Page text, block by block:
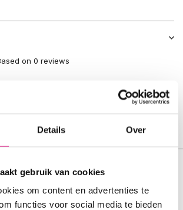
Details Over
gebruik van cookies
om content en advertenties te
functies voor social media te bieden
on 0 reviews
geschreven over dit product..